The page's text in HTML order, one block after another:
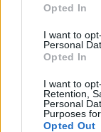
Opted In
I want to
Personal
Opted In
I want to
Retention,
Personal
Purposes
Opted Out